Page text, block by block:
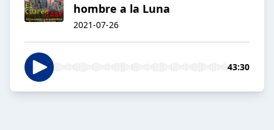
hombre a la Luna
2021-07-26
43:30